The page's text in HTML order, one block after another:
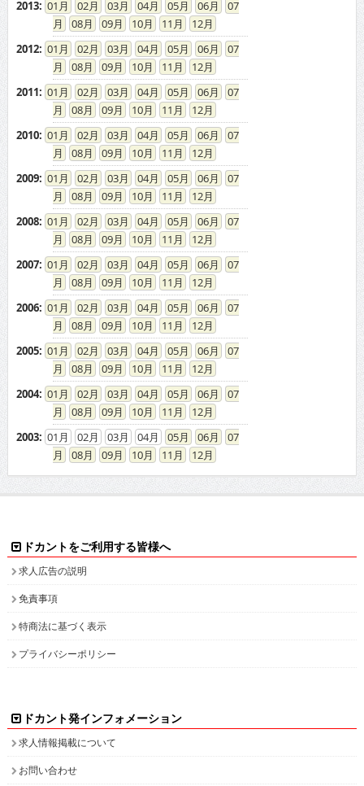
2012: 01 02 03 04 05 06
07
08
09 10 11
12
2011: 01 02 03 04 05 06
07
08
09 10 11
12
2010: 01 02 03 04 05 06
07
08
09 10 11
12
2009: 01 02 03 04 05 06
07
08
09 10 11
12
2008: 01 02 03 04 05 06
07
08
09 10 11
12
2007: 01 02 03 04 05 06
07
08
09 10 11
12
2006: 01 02 03 04 05 06
07
08
09 10 11
12
2005: 01 02 03 04 05 06
07
08
09 10 11
12
2004: 01 02 03 04 05 06
07
08
09 10 11
12
2003: 01 02 03 04 05 06
07
08
09 10 11 12
免責事項
お問い合わせ